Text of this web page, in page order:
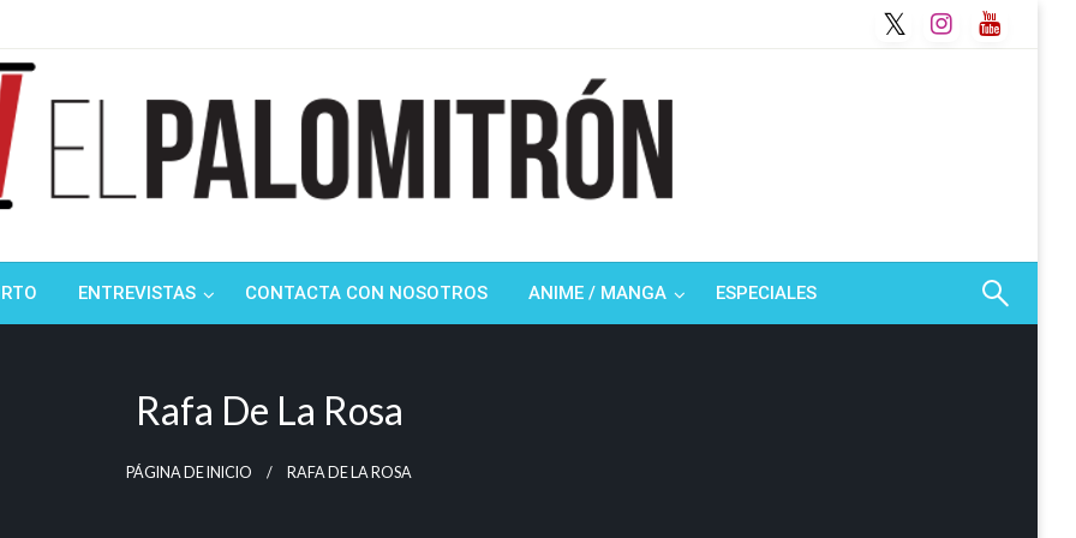
ENTREVISTAS CONTACTA CON NOSOTROS ANIME / MANGA ESPECIALES
Rafa De La Rosa
PÁGINA DE INICIO RAFA DE LA ROSA